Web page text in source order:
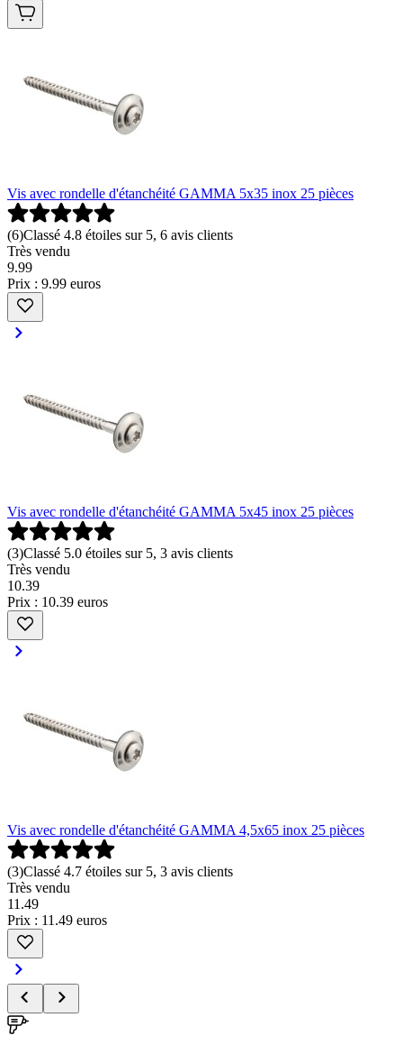
Vis avec rondelle d'étanchéité GAMMA 5x35 inox 25 pièces
(6)Classé 4.8 étoiles sur 5, 6 avis clients
Très vendu
9.99
Prix : 9.99 euros
Vis avec rondelle d'étanchéité GAMMA 5x45 inox 25 pièces
(3)Classé 5.0 étoiles sur 5, 3 avis clients
Très vendu
10.39
Prix : 10.39 euros
Vis avec rondelle d'étanchéité GAMMA 4,5x65 inox 25 pièces
(3)Classé 4.7 étoiles sur 5, 3 avis clients
Très vendu
11 .49
Prix : 11.49 euros